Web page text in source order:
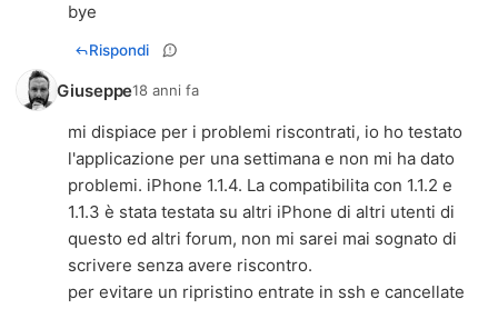
bye
Rispondi
Giuseppe18 anni fa
mi dispiace per i problemi riscontrati, io ho testato
l'applicazione per una settimana e non mi ha dato
problemi. iPhone 1.1.4. La compatibilita con 1.1.2 e
1.1.3 è stata testata su altri iPhone di altri utenti di
questo ed altri forum, non mi sarei mai sognato di
scrivere senza avere riscontro.
per evitare un ripristino entrate in ssh e cancellate